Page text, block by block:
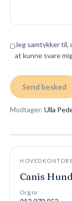
Jeg samtykker
at kunne svare
Send besked
Modtager: Ulla
Canis
Org.nr